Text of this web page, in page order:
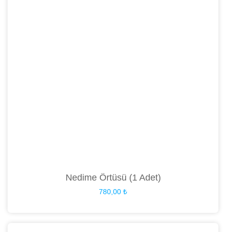
Nedime Örtüsü (1 Adet)
780,00 ₺